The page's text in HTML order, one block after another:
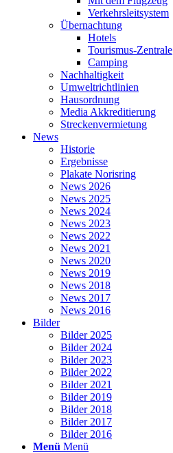
Verkehrsleitsystem
Übernachtung
Hotels
Tourismus-Zentrale
Camping
Nachhaltigkeit
Umweltrichtlinien
Hausordnung
Media Akkreditierung
Streckenvermietung
News
Historie
Ergebnisse
Plakate Norisring
News 2026
News 2025
News 2024
News 2023
News 2022
News 2021
News 2020
News 2019
News 2018
News 2017
News 2016
Bilder
Bilder 2025
Bilder 2024
Bilder 2023
Bilder 2022
Bilder 2021
Bilder 2019
Bilder 2018
Bilder 2017
Bilder 2016
Menü Menü